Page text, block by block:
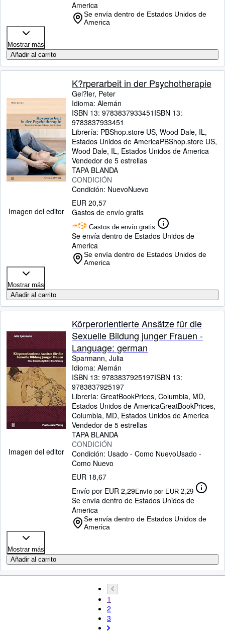
America
Se envía dentro de Estados Unidos de
America
Mostrar más
Añadir al carrito
Imagen del editor
K?rperarbeit in der Psychotherapie
Gei?ler, Peter
Idioma: Alemán
ISBN 13: 9783837933451 ISBN 13:
9783837933451
Librería: PBShop.store US, Wood Dale, IL,
Estados Unidos de AmericaPBShop.store US,
Wood Dale, IL, Estados Unidos de America
Vendedor de 5 estrellas
TAPA BLANDA
CONDICIÓN
Condición: NuevoNuevo
EUR 20,57
Gastos de envío gratis
Gastos de envío gratis
Se envía dentro de Estados Unidos de
America
Se envía dentro de Estados Unidos de
America
Mostrar más
Añadir al carrito
Imagen del editor
Körperorientierte Ansätze für die
Sexuelle Bildung junger Frauen -
Language: german
Sparmann, Julia
Idioma: Alemán
ISBN 13: 9783837925197ISBN 13:
9783837925197
Librería: GreatBookPrices, Columbia, MD,
Estados Unidos de AmericaGreatBookPrices,
Columbia, MD, Estados Unidos de America
Vendedor de 5 estrellas
TAPA BLANDA
CONDICIÓN
Condición: Usado - Como NuevoUsado -
Como Nuevo
EUR 18,67
Envío por EUR 2,29Envío por EUR 2,29
Se envía dentro de Estados Unidos de
America
Se envía dentro de Estados Unidos de
America
Mostrar más
Añadir al carrito
1
2
3